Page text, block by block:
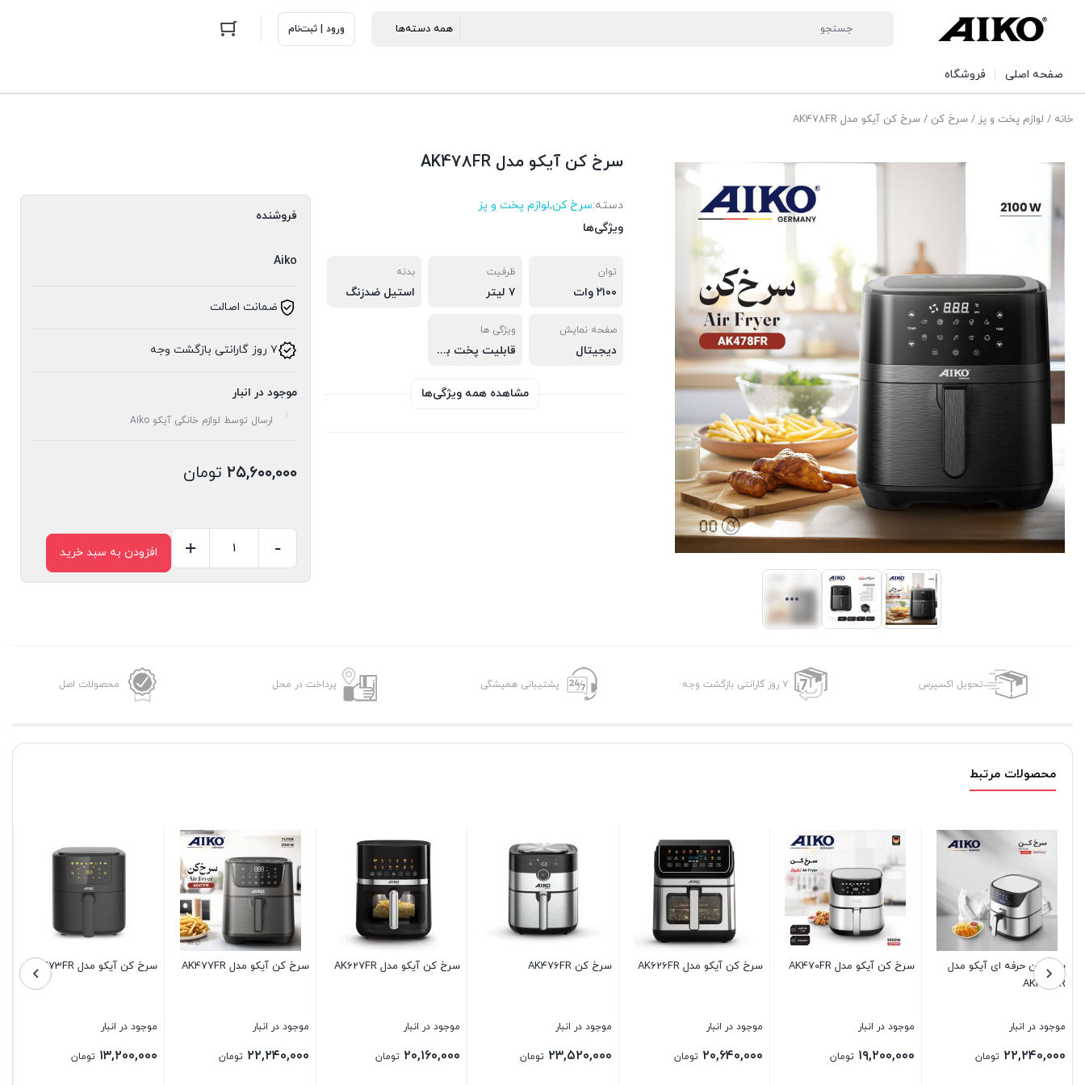
ورود | ثبت‌نام
صفحه اصلی فروشگاه
خانه / لوازم پخت و پز / سرخ کن / سرخ کن آیکو مدل AK478FR
سرخ کن آیکو مدل AK478FR
دسته:سرخ کن,لوازم پخت و پز
ویژگی‌ها
توان
۲۱۰۰ وات
ظرفیت
۷ لیتر
بدنه
استیل ضدزنگ
صفحه نمایش
دیجیتال
ویژگی ها
قابلیت پخت بدون روغن، دارای ۱۰عملکرد آماده پخت و‌پز، دارای فیلتر چربی و بو غذا
مشاهده همه ویژگی‌ها
فروشنده
Aiko
ضمانت اصالت
۷ روز گارانتی بازگشت وجه
موجود در انبار
ارسال توسط لوازم خانگی آیکو Aiko
۲۵,۶۰۰,۰۰۰ تومان
کن
-
+ افزودن به سبد خرید
تحویل اکسپرس ۷ روز گارانتی بازگشت وجه پشتیبانی همیشگی پرداخت در محل محصولات اصل
محصولات مرتبط
سرخ کن آیکو مدل AK470FR
موجود در انبار
۱۹,۲۰۰,۰۰۰ تومان
سرخ کن آیکو مدل AK626FR
موجود در انبار
۲۰,۶۴۰,۰۰۰ تومان
سرخ کن AK476FR
موجود در انبار
۲۳,۵۲۰,۰۰۰ تومان
سرخ کن آیکو مدل AK627FR
موجود در انبار
۲۰,۱۶۰,۰۰۰ تومان
سرخ کن آیکو مدل AK477FR
موجود در انبار
۲۲,۲۴۰,۰۰۰ تومان
سرخ کن آیکو مدل AK473FR
موجود در انبار
۱۳,۲۰۰,۰۰۰ تومان
سرخ کن آیکو مدل AK621FR
موجود در انبار
۲۲,۷۲۰,۰۰۰ تومان
Plus